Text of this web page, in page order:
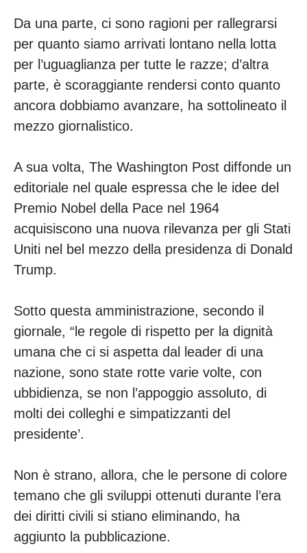
Da una parte, ci sono ragioni per rallegrarsi
per quanto siamo arrivati lontano nella lotta
per l’uguaglianza per tutte le razze; d’altra
parte, è scoraggiante rendersi conto quanto
ancora dobbiamo avanzare, ha sottolineato il
mezzo giornalistico.
A sua volta, The Washington Post diffonde un
editoriale nel quale espressa che le idee del
Premio Nobel della Pace nel 1964
acquisiscono una nuova rilevanza per gli Stati
Uniti nel bel mezzo della presidenza di Donald
Trump.
Sotto questa amministrazione, secondo il
giornale, “le regole di rispetto per la dignità
umana che ci si aspetta dal leader di una
nazione, sono state rotte varie volte, con
ubbidienza, se non l’appoggio assoluto, di
molti dei colleghi e simpatizzanti del
presidente’.
Non è strano, allora, che le persone di colore
temano che gli sviluppi ottenuti durante l’era
dei diritti civili si stiano eliminando, ha
aggiunto la pubblicazione.